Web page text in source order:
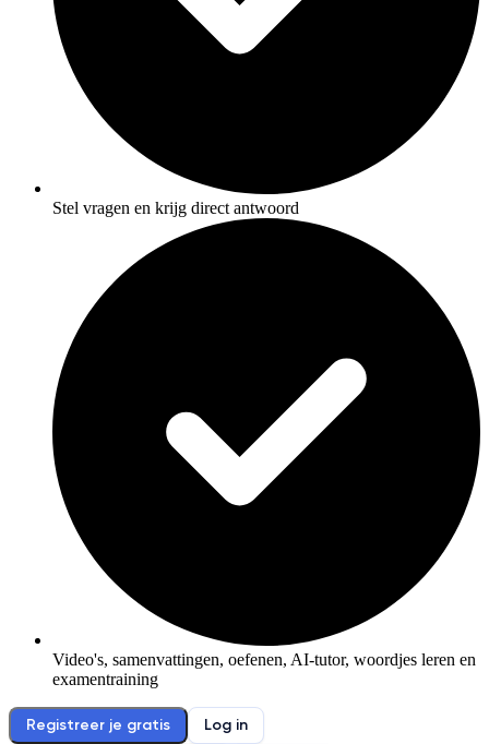
Stel vragen en krijg direct antwoord
Video's, samenvattingen, oefenen, AI-tutor, woordjes leren en
examentraining
Registreer je gratis Log in